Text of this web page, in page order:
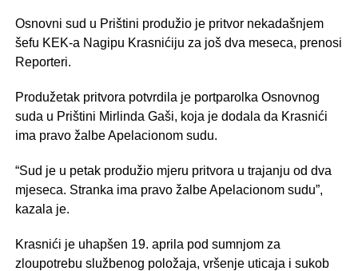
Osnovni sud u Prištini produžio je pritvor nekadašnjem
šefu KEK-a Nagipu Krasnićiju za još dva meseca, prenosi
Reporteri.
Produžetak pritvora potvrdila je portparolka Osnovnog
suda u Prištini Mirlinda Gaši, koja je dodala da Krasnići
ima pravo žalbe Apelacionom sudu.
“Sud je u petak produžio mjeru pritvora u trajanju od dva
mjeseca. Stranka ima pravo žalbe Apelacionom sudu”,
kazala je.
Krasnići je uhapšen 19. aprila pod sumnjom za
zloupotrebu službenog položaja, vršenje uticaja i sukob